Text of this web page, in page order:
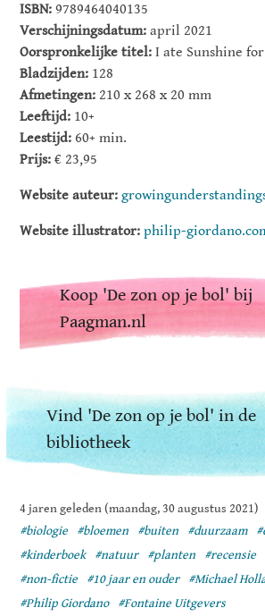
ISBN:9789464040135
Verschijningsdatum: april 2021
Oorspronkelijke titel: I ate Sunshine
Bladzijden: 128
Afmetingen: 210 x 268 x 20 mm
Leeftijd: 10+
Leestijd: 60+ min.
Prijs: € 23,95
Website auteur:
Website illustrator: philip-
Koop 'De zon op je bol' bij
Paagman.nl
Vind 'De zon op je bol' in de
bibliotheek
4 jaren geleden (maandag, 30 augustus 2021)
#biologie
#bloemen #buiten #duurzaam
#kinderboek
#natuur #planten #recensie
#non-fictie
#10 jaar en ouder
#Michael
#Philip Giordano
#Fontaine Uitgevers